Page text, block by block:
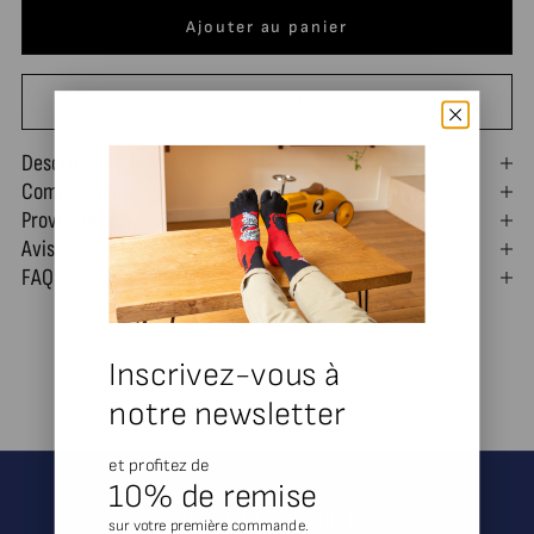
Ajouter au panier
Description
Composition
Provenance
Avis
FAQ
OSEZ LE PAS DE CÔTÉ !
Inscrivez-vous à
notre newsletter
et profitez de
10% de remise
sur votre première commande.